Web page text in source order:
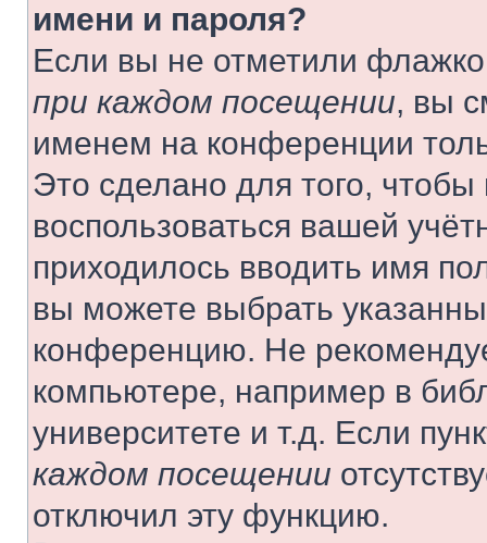
имени и пароля?
Если вы не отметили
при каждом посещении, вы
именем на конференции
Это сделано для того, чтобы
воспользоваться вашей
приходилось вводить имя
вы можете выбрать
конференцию. Не
компьютере, например в
университете и т.д. Если
каждом посещении
отключил эту функцию.